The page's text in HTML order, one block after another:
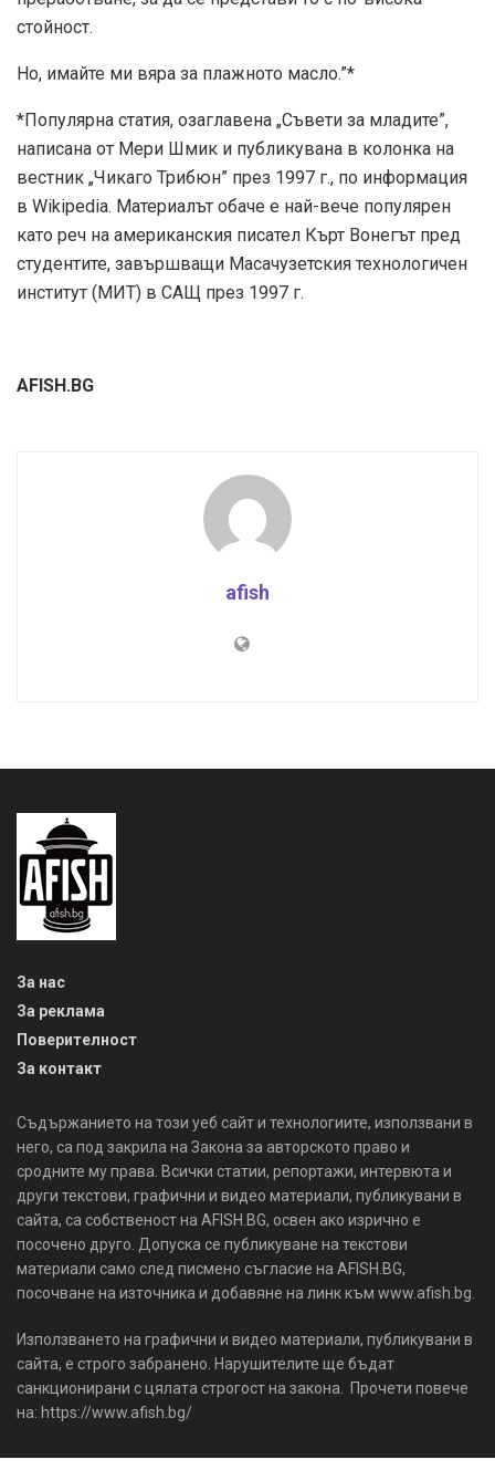
стойност.
Но, имайте ми вяра за плажното масло.”*
*Популярна статия, озаглавена „Съвети за младите”,
написана от Мери Шмик и публикувана в колонка на
вестник „Чикаго Трибюн” през 1997 г., по информация
в Wikipedia. Материалът обаче е най-вече популярен
като реч на американския писател Кърт Вонегът пред
студентите, завършващи Масачузетския технологичен
институт (МИТ) в САЩ през 1997 г.
AFISH.BG
afish
За нас
За реклама
Поверителност
За контакт
Съдържанието на този уеб сайт и технологиите, използвани в
него, са под закрила на Закона за авторското право и
сродните му права. Всички статии, репортажи, интервюта и
други текстови, графични и видео материали, публикувани в
сайта, са собственост на AFISH.BG, освен ако изрично е
посочено друго. Допуска се публикуване на текстови
материали само след писмено съгласие на AFISH.BG,
посочване на източника и добавяне на линк към www.afish.bg.
Използването на графични и видео материали, публикувани в
сайта, е строго забранено. Нарушителите ще бъдат
санкционирани с цялата строгост на закона. Прочети повече
на: https://www.afish.bg/